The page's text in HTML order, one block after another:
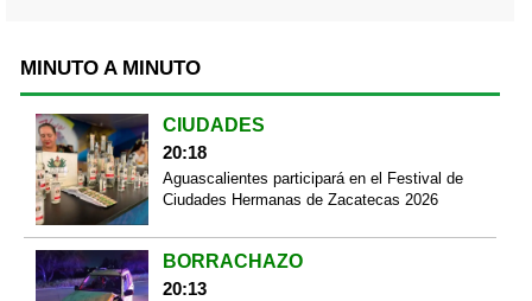
MINUTO A MINUTO
CIUDADES
20:18
Aguascalientes participará en el Festival de
Ciudades Hermanas de Zacatecas 2026
BORRACHAZO
20:13